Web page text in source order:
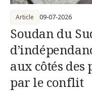
Soudan du
aux côtés
par le conflit
Article 09-07-2026